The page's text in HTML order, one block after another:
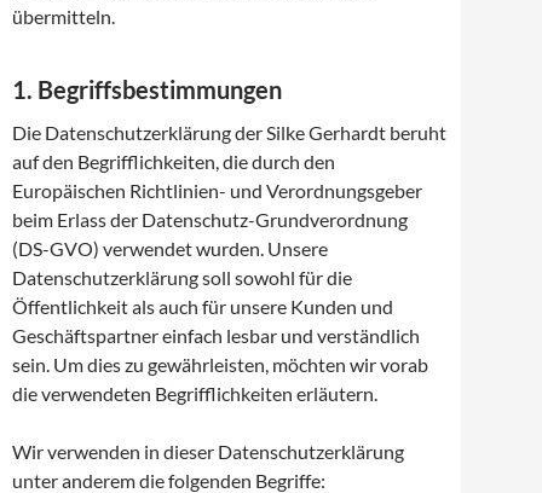
übermitteln.
1. Begriffsbestimmungen
Die Datenschutzerklärung der Silke Gerhardt beruht
auf den Begrifflichkeiten, die durch den
Europäischen Richtlinien- und Verordnungsgeber
beim Erlass der Datenschutz-Grundverordnung
(DS-GVO) verwendet wurden. Unsere
Datenschutzerklärung soll sowohl für die
Öffentlichkeit als auch für unsere Kunden und
Geschäftspartner einfach lesbar und verständlich
sein. Um dies zu gewährleisten, möchten wir vorab
die verwendeten Begrifflichkeiten erläutern.
Wir verwenden in dieser Datenschutzerklärung
unter anderem die folgenden Begriffe: